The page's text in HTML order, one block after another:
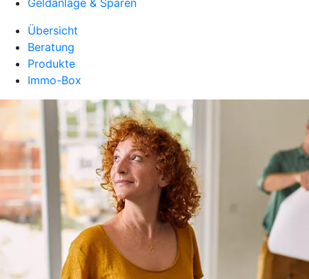
Geldanlage & Sparen
Übersicht
Beratung
Produkte
Immo-Box